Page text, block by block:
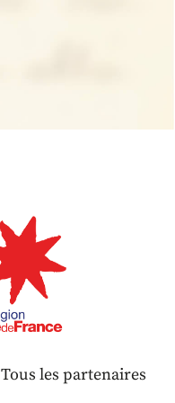
Tous les partenaires